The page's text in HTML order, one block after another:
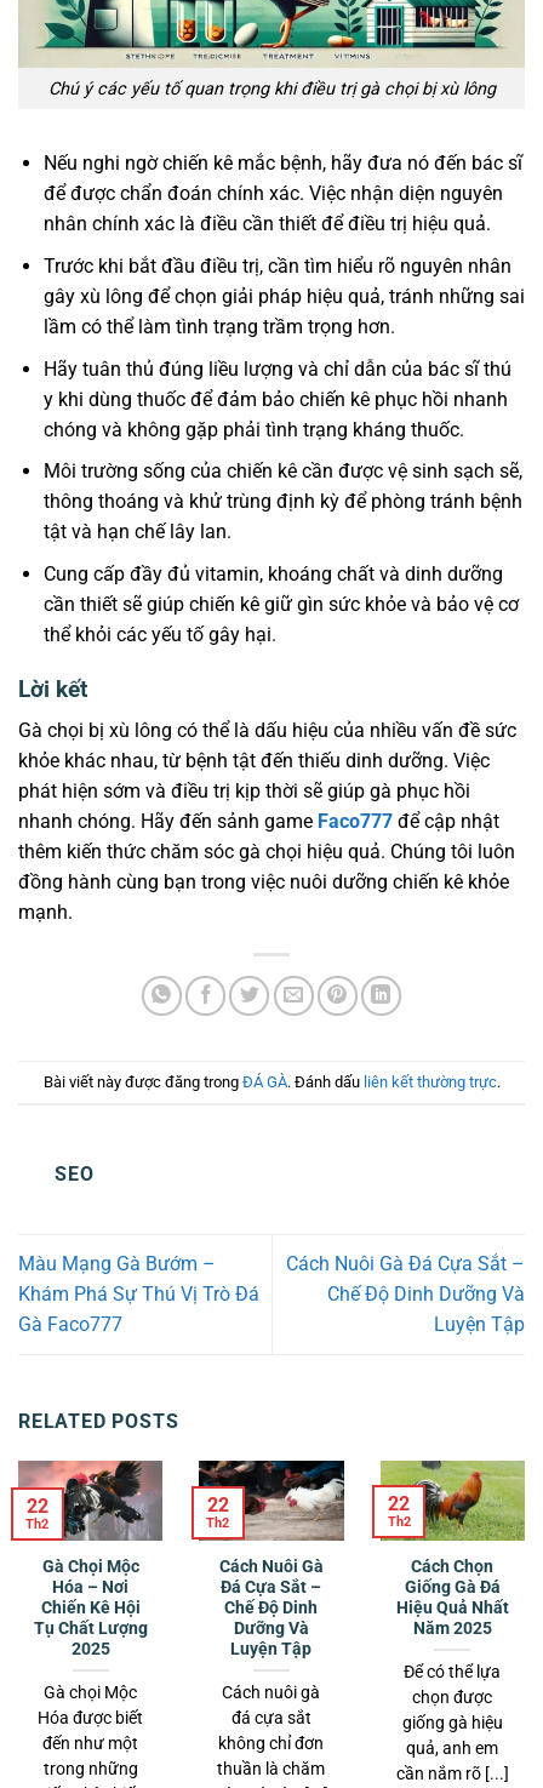
Chú ý các yếu tố quan trọng khi điều trị gà chọi bị xù lông
Nếu nghi ngờ chiến kê mắc bệnh, hãy đưa nó đến bác sĩ
để được chẩn đoán chính xác. Việc nhận diện nguyên
nhân chính xác là điều cần thiết để điều trị hiệu quả.
Trước khi bắt đầu điều trị, cần tìm hiểu rõ nguyên nhân
gây xù lông để chọn giải pháp hiệu quả, tránh những sai
lầm có thể làm tình trạng trầm trọng hơn.
Hãy tuân thủ đúng liều lượng và chỉ dẫn của bác sĩ thú
y khi dùng thuốc để đảm bảo chiến kê phục hồi nhanh
chóng và không gặp phải tình trạng kháng thuốc.
Môi trường sống của chiến kê cần được vệ sinh sạch sẽ,
thông thoáng và khử trùng định kỳ để phòng tránh bệnh
tật và hạn chế lây lan.
Cung cấp đầy đủ vitamin, khoáng chất và dinh dưỡng
cần thiết sẽ giúp chiến kê giữ gìn sức khỏe và bảo vệ cơ
thể khỏi các yếu tố gây hại.
Lời kết
Gà chọi bị xù lông có thể là dấu hiệu của nhiều vấn đề sức
khỏe khác nhau, từ bệnh tật đến thiếu dinh dưỡng. Việc
phát hiện sớm và điều trị kịp thời sẽ giúp gà phục hồi
nhanh chóng. Hãy đến sảnh game Faco777 để cập nhật
thêm kiến thức chăm sóc gà chọi hiệu quả. Chúng tôi luôn
đồng hành cùng bạn trong việc nuôi dưỡng chiến kê khỏe
mạnh.
Bài viết này được đăng trong ĐÁ GÀ. Đánh dấu liên kết thường trực.
SEO
Màu Mạng Gà Bướm –
Khám Phá Sự Thú Vị Trò Đá
Gà Faco777
Cách Nuôi Gà Đá Cựa Sắt –
Chế Độ Dinh Dưỡng Và
Luyện Tập
RELATED POSTS
Gà Chọi Mộc
Hóa – Nơi
Chiến Kê Hội
Tụ Chất Lượng
2025
Gà chọi Mộc
Hóa được biết
đến như một
trong những
22
Th2
Cách Nuôi Gà
Đá Cựa Sắt –
Chế Độ Dinh
Dưỡng Và
Luyện Tập
Cách nuôi gà
đá cựa sắt
không chỉ đơn
thuần là chăm
22
Th2
Cách Chọn
Giống Gà Đá
Hiệu Quả Nhất
Năm 2025
Để có thể lựa
chọn được
giống gà hiệu
quả, anh em
cần nắm rõ [...]
22
Th2